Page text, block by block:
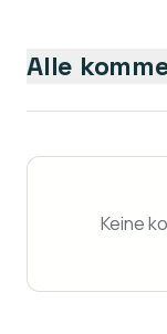
Alle
Keine